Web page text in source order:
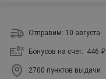
Отправим: 10 августа
Бонусов на счет: 446 ₽
2700 пунктов выдачи